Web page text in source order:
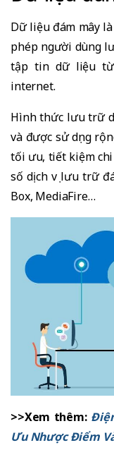
Dữ liệu đám mây là
phép người dùng
tập tin dữ liệu
internet.
Hình thức lưu trữ
và được sử dụng
tối ưu, tiết kiệm chi
số dịch vụ lưu trữ
Box, MediaFire…
>>Xem thêm:
Ưu Nhược Điểm